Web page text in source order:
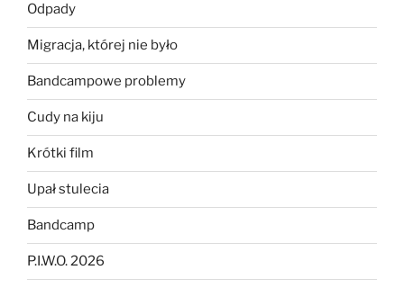
Odpady
Migracja, której nie było
Bandcampowe problemy
Cudy na kiju
Krótki film
Upał stulecia
Bandcamp
P.I.W.O. 2026